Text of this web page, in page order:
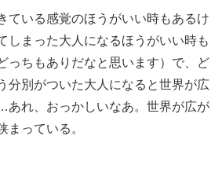
ている感覚のほうがいい時もあるけ
しまった大人になるほうがいい時も
っちもありだなと思います）で、ど
分別がついた大人になると世界が広
あれ、おっかしいなあ。世界が広が
まっている。